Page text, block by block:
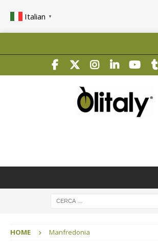
Italian ▼
HOME Manfredonia